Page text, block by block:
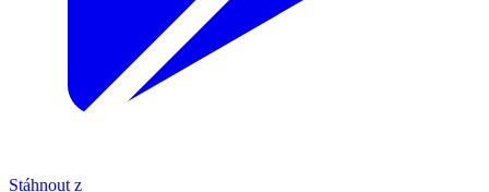
Stáhnout z